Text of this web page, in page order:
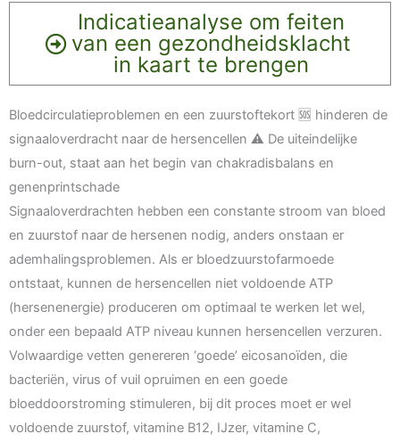
Indicatieanalyse om feiten
van een gezondheidsklacht
in kaart te brengen
Bloedcirculatieproblemen en een zuurstoftekort 🆘 hinderen de
signaaloverdracht naar de hersencellen ⚠️ De uiteindelijke
burn-out, staat aan het begin van chakradisbalans en
genenprintschade
Signaaloverdrachten hebben een constante stroom van bloed
en zuurstof naar de hersenen nodig, anders onstaan er
ademhalingsproblemen. Als er bloedzuurstofarmoede
ontstaat, kunnen de hersencellen niet voldoende ATP
(hersenenergie) produceren om optimaal te werken let wel,
onder een bepaald ATP niveau kunnen hersencellen verzuren.
Volwaardige vetten genereren ‘goede’ eicosanoïden, die
bacteriën, virus of vuil opruimen en een goede
bloeddoorstroming stimuleren, bij dit proces moet er wel
voldoende zuurstof, vitamine B12, IJzer, vitamine C,